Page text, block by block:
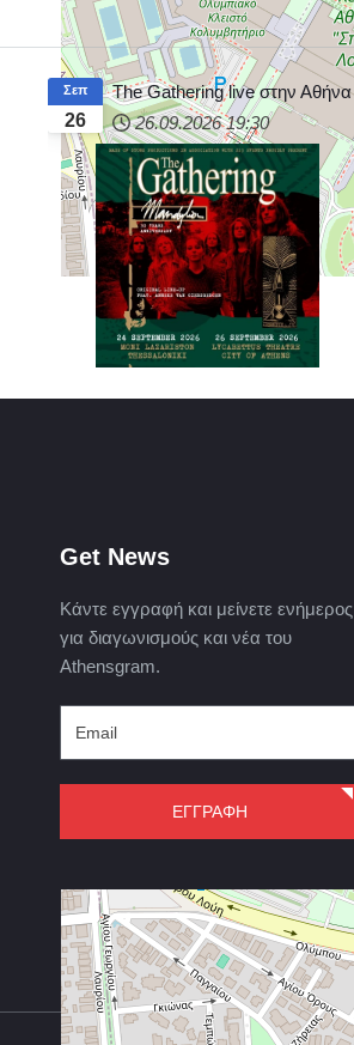
26
Σεπ
The Gathering live στην Αθήνα
26.09.2026 19:30
Get News
Κάντε εγγραφή και μείνετε ενήμερος
για διαγωνισμούς και νέα του
Athensgram.
ΕΓΓΡΑΦΗ